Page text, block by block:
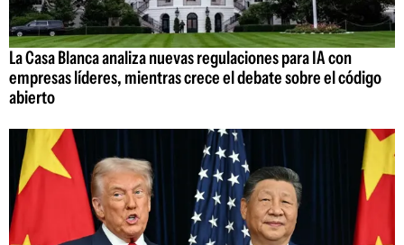
La Casa Blanca analiza nuevas regulaciones para IA con
empresas líderes, mientras crece el debate sobre el código
abierto